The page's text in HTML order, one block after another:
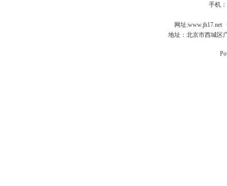
手机：
网址:www.jh17.net
地址：北京市西城区